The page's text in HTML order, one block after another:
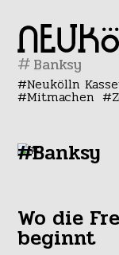
#
Neukölln
Mitmachen
#Banksy
Wo die
beginnt